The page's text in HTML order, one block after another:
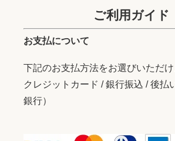
ご利用ガイド
お支払について
下記のお支払方法をお選びいただけ
クレジットカード / 銀行振込 / 後払
銀行）